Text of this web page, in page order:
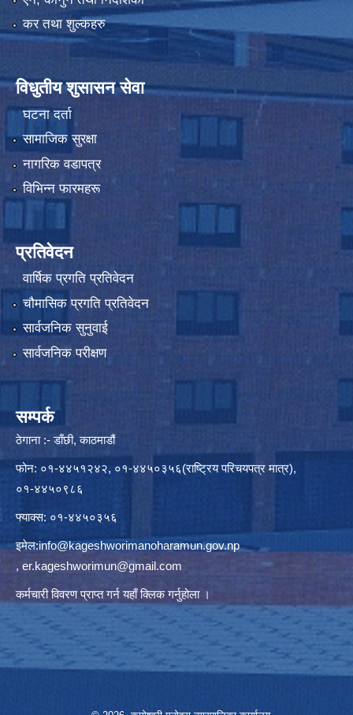
कर तथा शुल्कहरु
विधुतीय शुसासन सेवा
घटना दर्ता
सामाजिक सुरक्षा
नागरिक वडापत्र
विभिन्न फारमहरू
प्रतिवेदन
वार्षिक प्रगति प्रतिवेदन
चौमासिक प्रगति प्रतिवेदन
सार्वजनिक सुनुवाई
सार्वजनिक परीक्षण
सम्पर्क
ठेगाना :- डाँछी, काठमाडौं
फोन: ०१-४४५१२४२, ०१-४४५०३५६(राष्ट्रिय परिचयपत्र मात्र),
०१-४४५०९८६
फ्याक्स: ०१-४४५०३५६
इमेल:info@kageshworimanoharamun.gov.np
, er.kageshworimun@gmail.com
कर्मचारी विवरण प्राप्त गर्नयहाँ क्लिकगर्नुहोला ।